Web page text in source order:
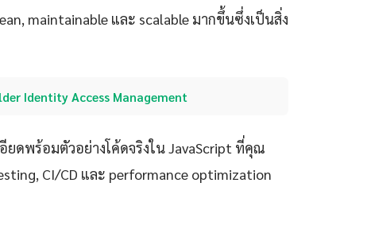
maintainable และ scalable มากขึ้นซึ่งเป็นสิ่ง
Identity Access Management
ยดพร้อมตัวอย่างโค้ดจริงใน JavaScript ที่คุณ
CI/CD และ performance optimization